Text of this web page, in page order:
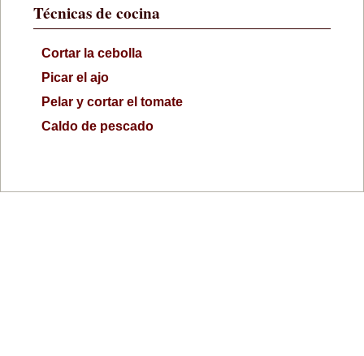
Técnicas de cocina
Cortar la cebolla
Picar el ajo
Pelar y cortar el tomate
Caldo de pescado